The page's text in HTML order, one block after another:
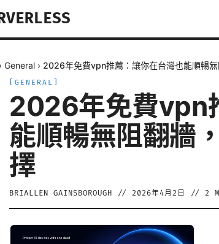
› General › 2026年免費vpn推薦：讓你在台灣也能順暢
GENERAL
2026年免費vpn
能順暢無阻翻牆
擇
BRIALLEN GAINSBOROUGH // 2026年4月2日 // 2